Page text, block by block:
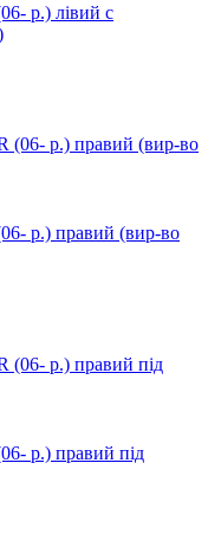
р.) лівий с
р.) правий (вир-во
р.) правий під